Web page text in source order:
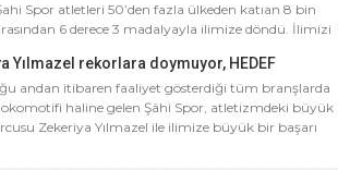
Spor atletleri 50’den fazla ülkeden katıan 8 bin
6 derece 3 madalyayla ilimize döndü. İlimizi
bir yensini ekledi. İstanbul’da yapılan ve
ülkeden 8 bin sporcunun katıldığı Vodafone 13.
Maratonuna katılan […]
Yılmazel rekorlara doymuyor, HEDEF
ŞAMPİYONLUĞU
andan itibaren faaliyet gösterdiği tüm branşlarda
haline gelen Şâhi Spor, atletizmdeki büyük
Zekeriya Yılmazel ile ilimize büyük bir başarı